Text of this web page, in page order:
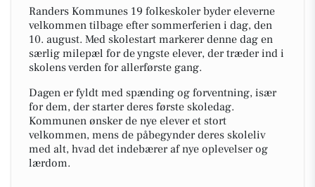
Randers Kommunes 19 folkeskoler byder eleverne
velkommen tilbage efter sommerferien i dag, den
10. august. Med skolestart markerer denne dag en
særlig milepæl for de yngste elever, der træder ind i
skolens verden for allerførste gang.
Dagen er fyldt med spænding og forventning, især
for dem, der starter deres første skoledag.
Kommunen ønsker de nye elever et stort
velkommen, mens de påbegynder deres skoleliv
med alt, hvad det indebærer af nye oplevelser og
lærdom.